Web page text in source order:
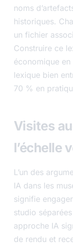
noms
historiques.
un fichier
Construire ce
économique
lexique bien
70 % en
Visites
l’échelle
L’un des
IA dans les
signifie
studio
approche IA
de rendu et